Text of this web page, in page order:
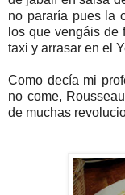
no pararía pues la
los que vengáis de
taxi y arrasar en el
Como decía mi
no come,
de muchas